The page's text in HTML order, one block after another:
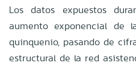
Los datos expuestos
aumento exponencial de
quinquenio, pasando de
estructural de la red